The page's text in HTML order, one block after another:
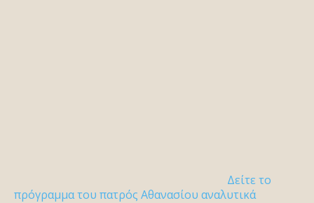
Δείτε το
πρόγραμμα του πατρός Αθανασίου αναλυτικά